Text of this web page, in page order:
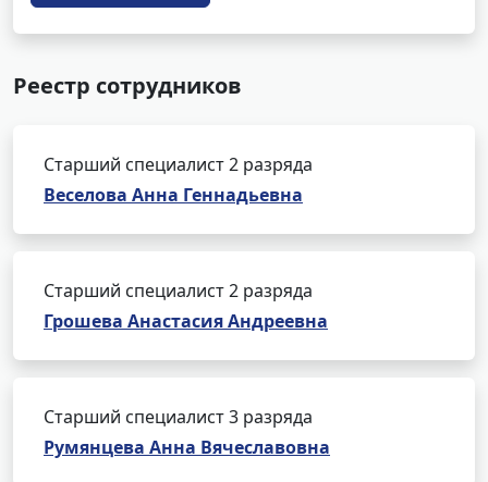
Реестр сотрудников
Старший специалист 2 разряда
Веселова Анна Геннадьевна
Старший специалист 2 разряда
Грошева Анастасия Андреевна
Старший специалист 3 разряда
Румянцева Анна Вячеславовна